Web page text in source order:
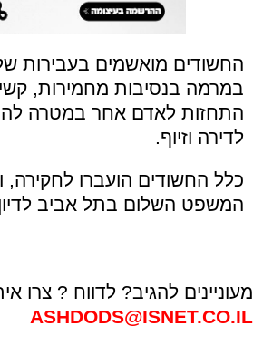
החשודים מואשמים בעבירות
במרמה בנסיבות מחמירות,
התחזות לאדם אחר במטרה
לדירה וזיוף.
כלל החשודים הועברו לחקירה,
המשפט השלום בתל אביב
מעוניינים להגיב? לדווח ? צרו
ASHDODS@ISNET.CO.IL